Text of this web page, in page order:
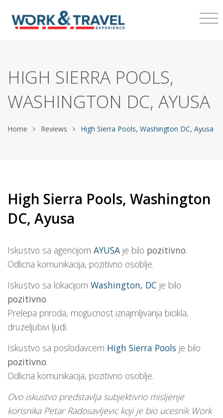
HIGH SIERRA POOLS,
WASHINGTON DC, AYUSA
Home Reviews High Sierra Pools, Washington DC, Ayusa
High Sierra Pools, Washington
DC, Ayusa
Iskustvo sa agencijom AYUSA je bilo pozitivno.
Odlicna komunikacija, pozitivno osoblje.
Iskustvo sa lokacijom Washington, DC je bilo
pozitivno.
Prelepa priroda, mogucnost iznajmljivanja bicikla,
druzeljubivi ljudi.
Iskustvo sa poslodavcem High Sierra Pools je bilo
pozitivno.
Odlicna komunikacija, pozitivno osoblje.
Ovo iskustvo predstavlja subjektivno misljenje
korisnika Petar Radosavljevic koji je bio ucesnik Work